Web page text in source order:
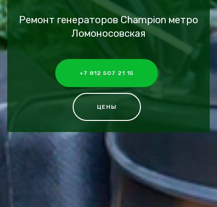
Ремонт генераторов Champion метро
Ломоносовская
+7 812 507 21 15
ЦЕНЫ